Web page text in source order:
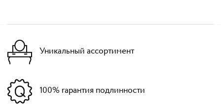
Уникальный ассортимент
100% гарантия подлинности